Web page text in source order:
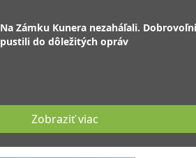
Na Zámku Kunera nezaháľali.
pustili do dôležitých opráv
Zobraziť viac